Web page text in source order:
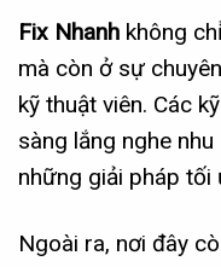
Fix Nhanh không
mà còn ở sự
kỹ thuật viên. Các
sàng lắng nghe
những giải pháp tối
Ngoài ra, nơi đây